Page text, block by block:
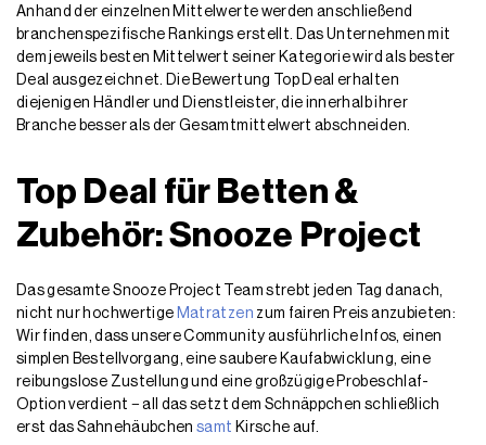
Anhand der einzelnen Mittelwerte werden anschließend
branchenspezifische Rankings erstellt. Das Unternehmen mit
dem jeweils besten Mittelwert seiner Kategorie wird als bester
Deal ausgezeichnet. Die Bewertung Top Deal erhalten
diejenigen Händler und Dienstleister, die innerhalb ihrer
Branche besser als der Gesamtmittelwert abschneiden.
Top Deal für Betten &
Zubehör: Snooze Project
Das gesamte Snooze Project Team strebt jeden Tag danach,
nicht nur hochwertige Matratzen zum fairen Preis anzubieten:
Wir finden, dass unsere Community ausführliche Infos, einen
simplen Bestellvorgang, eine saubere Kaufabwicklung, eine
reibungslose Zustellung und eine großzügige Probeschlaf-
Option verdient − all das setzt dem Schnäppchen schließlich
erst das Sahnehäubchensamt Kirsche auf.